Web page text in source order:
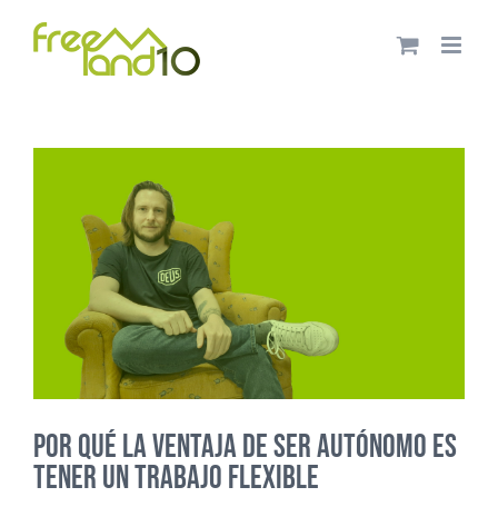
Por qué la ventaja de ser autónomo es
tener un trabajo flexible